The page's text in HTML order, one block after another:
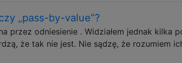
„pass-by-value”?
przez odniesienie . Widziałem jednak kilka
że tak nie jest. Nie sądzę, że rozumiem